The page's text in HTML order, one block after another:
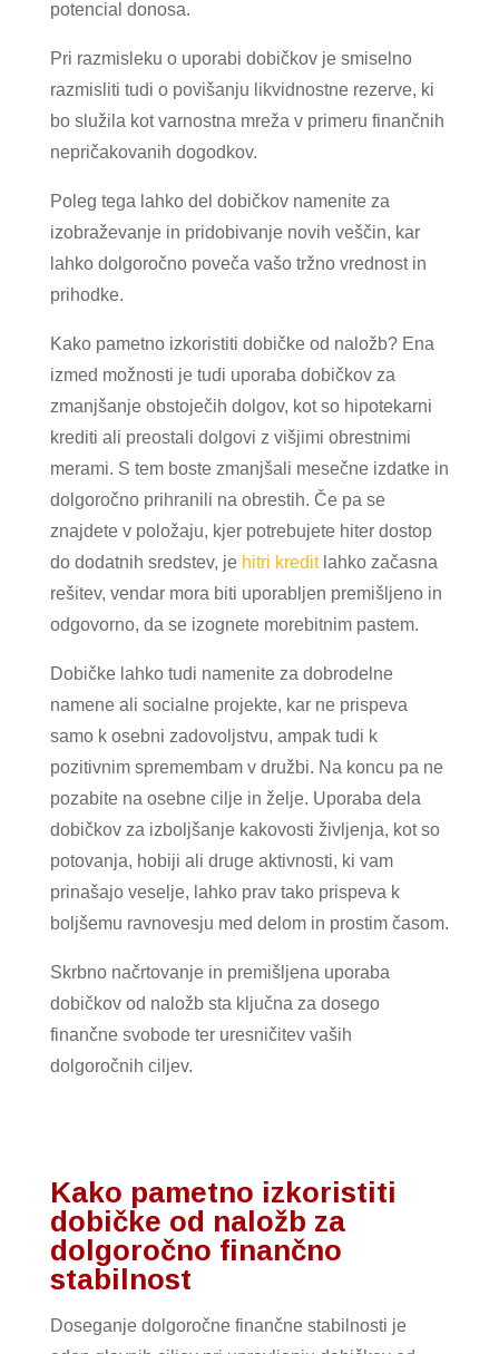
potencial donosa.
Pri razmisleku o uporabi dobičkov je smiselno
razmisliti tudi o povišanju likvidnostne rezerve, ki
bo služila kot varnostna mreža v primeru finančnih
nepričakovanih dogodkov.
Poleg tega lahko del dobičkov namenite za
izobraževanje in pridobivanje novih veščin, kar
lahko dolgoročno poveča vašo tržno vrednost in
prihodke.
Kako pametno izkoristiti dobičke od naložb? Ena
izmed možnosti je tudi uporaba dobičkov za
zmanjšanje obstoječih dolgov, kot so hipotekarni
krediti ali preostali dolgovi z višjimi obrestnimi
merami. S tem boste zmanjšali mesečne izdatke in
dolgoročno prihranili na obrestih. Če pa se
znajdete v položaju, kjer potrebujete hiter dostop
do dodatnih sredstev, je hitri kreditlahko začasna
rešitev, vendar mora biti uporabljen premišljeno in
odgovorno, da se izognete morebitnim pastem.
Dobičke lahko tudi namenite za dobrodelne
namene ali socialne projekte, kar ne prispeva
samo k osebni zadovoljstvu, ampak tudi k
pozitivnim spremembam v družbi. Na koncu pa ne
pozabite na osebne cilje in želje. Uporaba dela
dobičkov za izboljšanje kakovosti življenja, kot so
potovanja, hobiji ali druge aktivnosti, ki vam
prinašajo veselje, lahko prav tako prispeva k
boljšemu ravnovesju med delom in prostim časom.
Skrbno načrtovanje in premišljena uporaba
dobičkov od naložb sta ključna za dosego
finančne svobode ter uresničitev vaših
dolgoročnih ciljev.
Kako pametno izkoristiti
dobičke od naložb za
dolgoročno finančno
stabilnost
Doseganje dolgoročne finančne stabilnosti je